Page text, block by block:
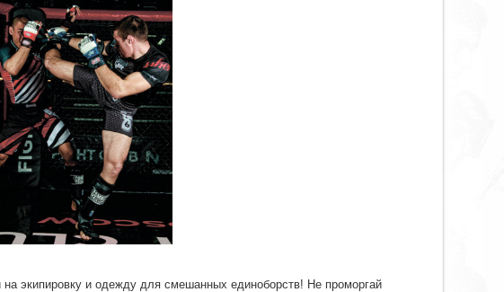
экипировку и одежду для смешанных единоборств! Не проморгай